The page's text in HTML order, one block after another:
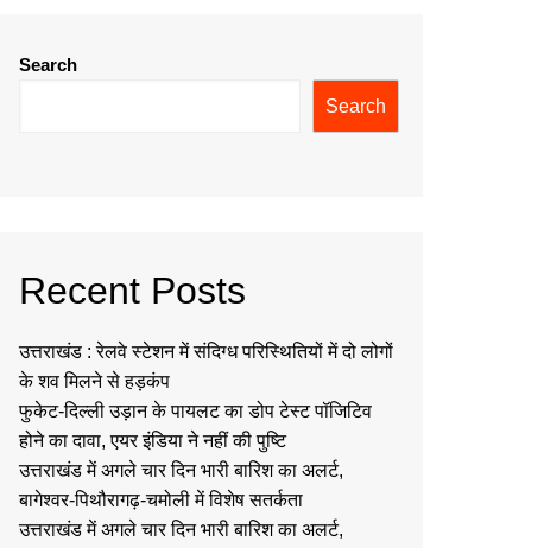
Search
Search
Recent Posts
उत्तराखंड : रेलवे स्टेशन में संदिग्ध परिस्थितियों में दो लोगों
के शव मिलने से हड़कंप
फुकेट-दिल्ली उड़ान के पायलट का डोप टेस्ट पॉजिटिव
होने का दावा, एयर इंडिया ने नहीं की पुष्टि
उत्तराखंड में अगले चार दिन भारी बारिश का अलर्ट,
बागेश्वर-पिथौरागढ़-चमोली में विशेष सतर्कता
उत्तराखंड में अगले चार दिन भारी बारिश का अलर्ट,